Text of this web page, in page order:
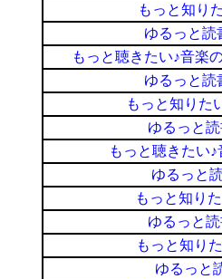
もっと知り
ゆるっと
もっと聴きたい♪音楽
ゆるっと
もっと知り
ゆるっと
もっと聴きたい
ゆるっと
もっと知り
ゆるっと
もっと知り
ゆるっと